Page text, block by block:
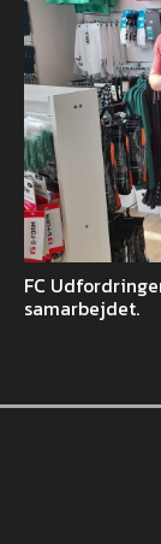
FC
samarbejdet.